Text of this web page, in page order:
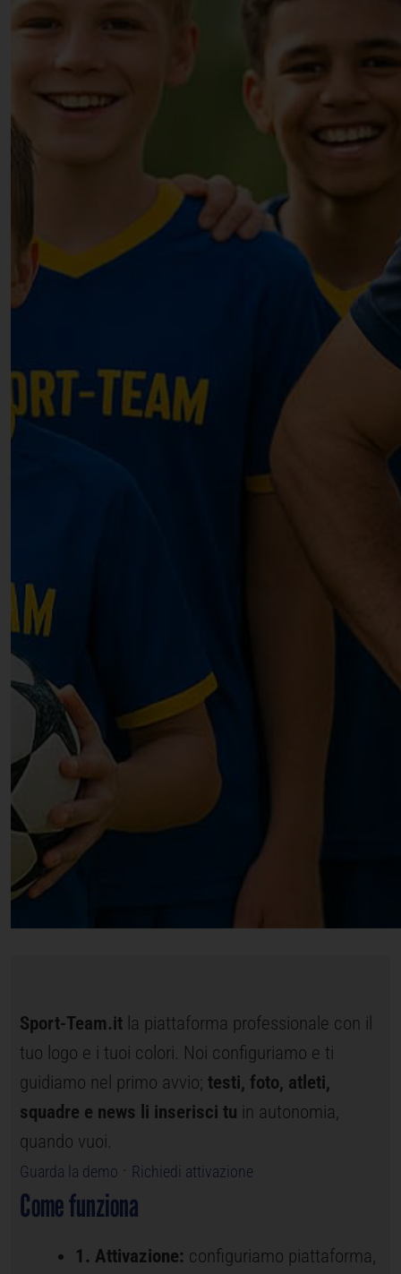
Sport-Team.it la piattaforma professionale con il
tuo logo e i tuoi colori. Noi configuriamo e ti
guidiamo nel primo avvio; testi, foto, atleti,
squadre e news li inserisci tu in autonomia,
quando vuoi.
Guarda la demo · Richiedi attivazione
Come funziona
1. Attivazione: configuriamo piattaforma,